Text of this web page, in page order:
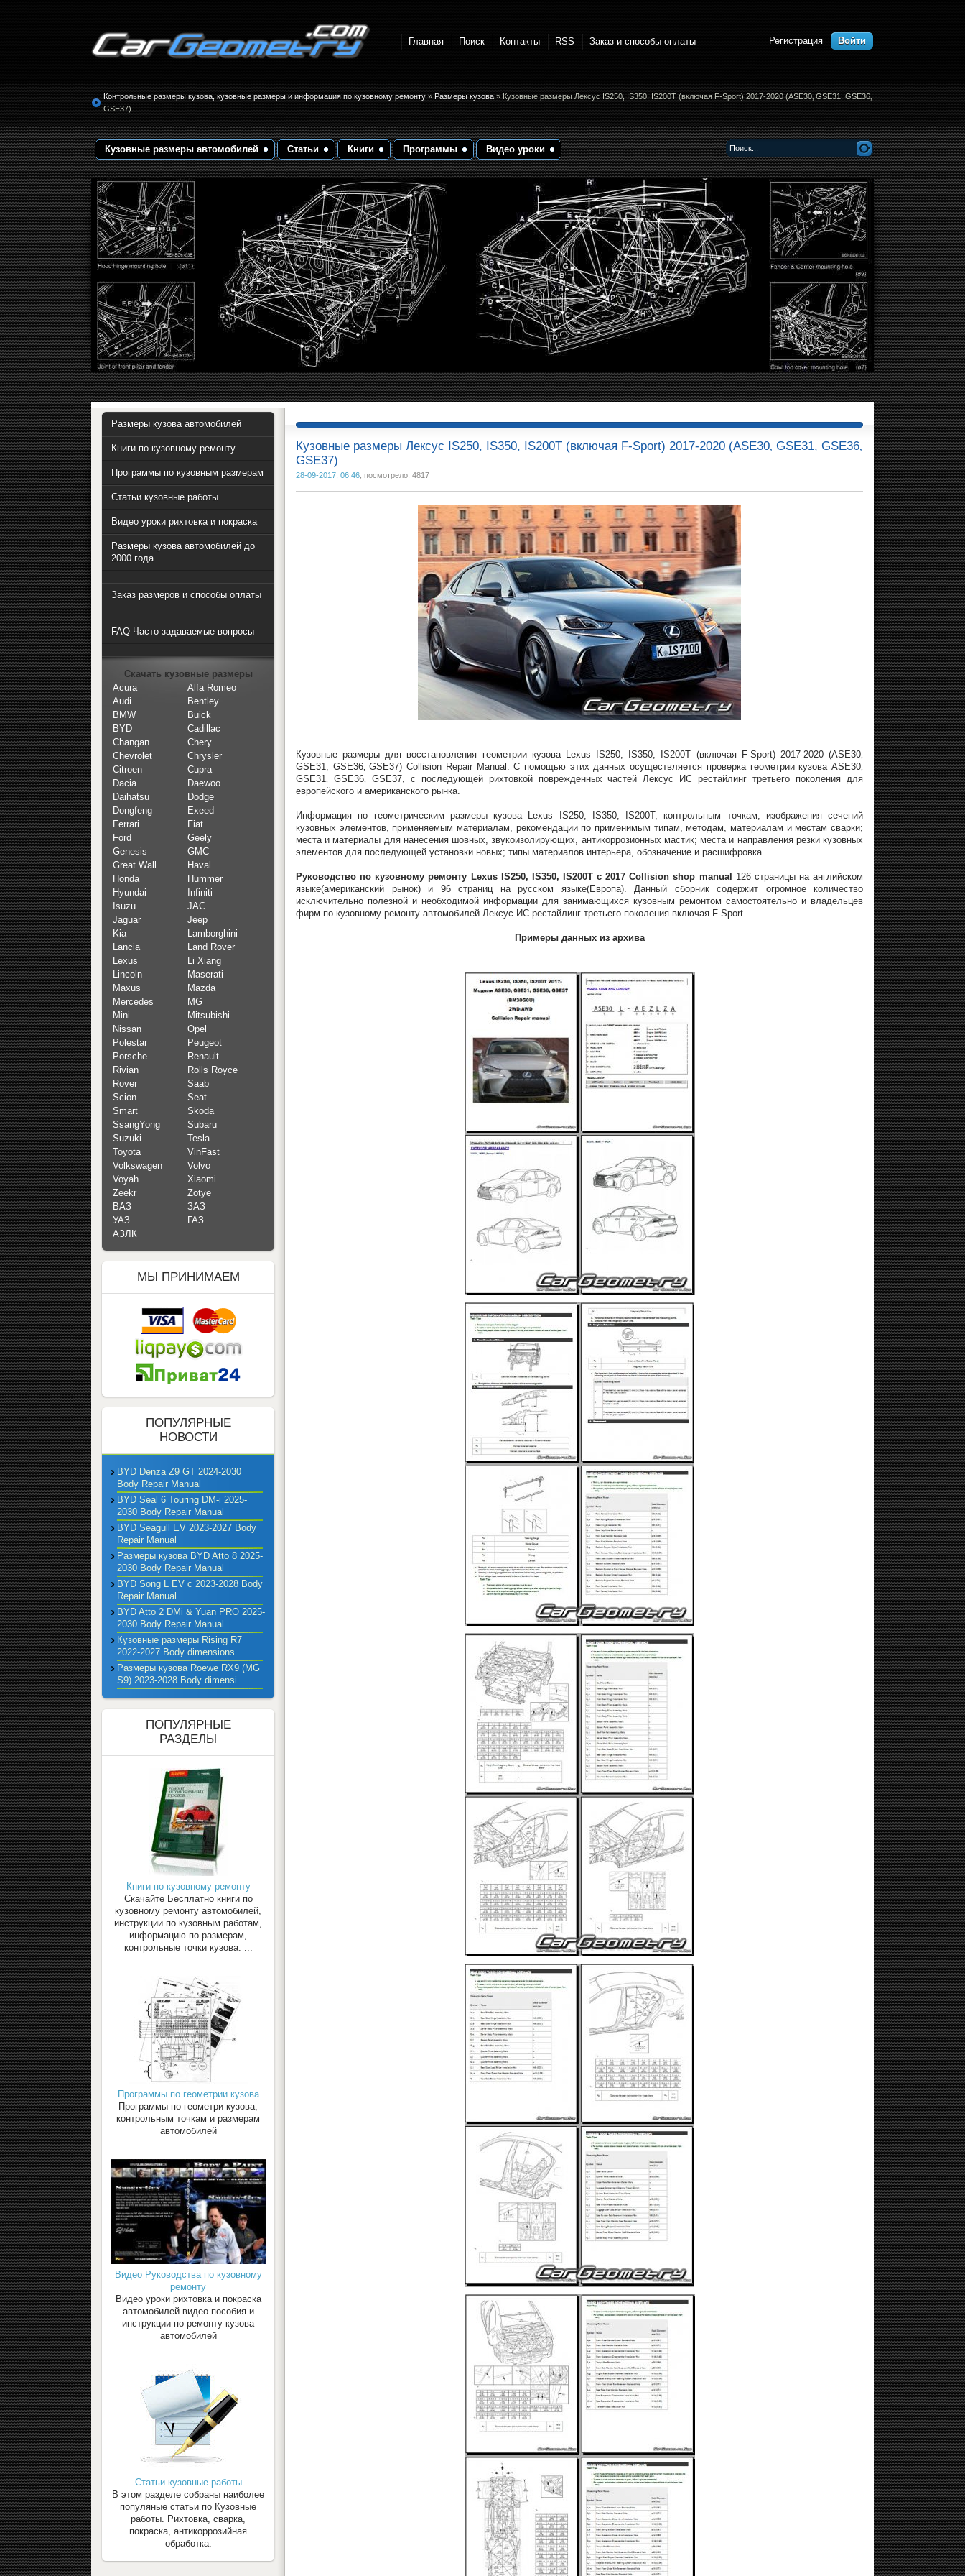
кузовные размеры. Геометрия кузова
Главная Поиск Контакты RSS Заказ и способы оплаты Регистрация Войти
Контрольные размеры кузова, кузовные размеры и информация по кузовному ремонту»Размеры кузова» Кузовные размеры Лексус IS250, IS350, IS200T (включая F-Sport) 2017-2020 (ASE30‚ GSE31, GSE36‚
GSE37)
Кузовные размеры автомобилей Статьи Книги Программы Видео уроки
Кузовные размеры Лексус IS250, IS350, IS200T (включая F-Sport) 2017-2020 (ASE30‚ GSE31, GSE36‚
GSE37)
28-09-2017, 06:46, посмотрело: 4817
Кузовные размеры для восстановления геометрии кузова Lexus IS250, IS350, IS200T (включая F-Sport) 2017-2020 (ASE30‚
GSE31, GSE36‚ GSE37) Collision Repair Manual. С помощью этих данных осуществляется проверка геометрии кузова ASE30‚
GSE31‚ GSE36‚ GSE37, с последующей рихтовкой поврежденных частей Лексус ИС рестайлинг третьего поколения для
европейского и американского рынка.
Информация по геометрическим размеры кузова Lexus IS250, IS350, IS200T, контрольным точкам, изображения сечений
кузовных элементов, применяемым материалам, рекомендации по применимым типам, методам, материалам и местам сварки;
места и материалы для нанесения шовных, звукоизолирующих, антикоррозионных мастик; места и направления резки кузовных
элементов для последующей установки новых; типы материалов интерьера, обозначение и расшифровка.
Руководство по кузовному ремонту Lexus IS250, IS350, IS200T с 2017 Collision shop manual
126 страницы на английском
языке(американский рынок) и 96 страниц на русском языке(Европа). Данный сборник содержит огромное количество
исключительно полезной и необходимой информации для занимающихся кузовным ремонтом самостоятельно и владельцев
фирм по кузовному ремонту автомобилей Лексус ИС рестайлинг третьего поколения включая F-Sport.
Примеры данных из архива
Размеры кузова автомобилей
Книги по кузовному ремонту
Программы по кузовным размерам
Статьи кузовные работы
Видео уроки рихтовка и покраска
Размеры кузова автомобилей до
2000 года
Заказ размеров и способы оплаты
FAQ Часто задаваемые вопросы
Скачать кузовные размеры
Acura
Alfa Romeo
Audi
Bentley
BMW
Buick
BYD
Cadillac
Changan
Chery
Chevrolet
Chrysler
Citroen
Cupra
Dacia
Daewoo
Daihatsu
Dodge
Dongfeng
Exeed
Ferrari
Fiat
Ford
Geely
Genesis
GMC
Great Wall
Haval
Honda
Hummer
Hyundai
Infiniti
Isuzu
JAC
Jaguar
Jeep
Kia
Lamborghini
Lancia
Land Rover
Lexus
Li Xiang
Lincoln
Maserati
Maxus
Mazda
Mercedes
MG
Mini
Mitsubishi
Nissan
Opel
Polestar
Peugeot
Porsche
Renault
Rivian
Rolls Royce
Rover
Saab
Scion
Seat
Smart
Skoda
SsangYong
Subaru
Suzuki
Tesla
Toyota
VinFast
Volkswagen
Volvo
Voyah
Xiaomi
Zeekr
Zotye
ВАЗ
ЗАЗ
УАЗ
ГАЗ
АЗЛК
МЫ ПРИНИМАЕМ
ПОПУЛЯРНЫЕ
НОВОСТИ
BYD Denza Z9 GT 2024-2030
Body Repair Manual
BYD Seal 6 Touring DM-i 2025-
2030 Body Repair Manual
BYD Seagull EV 2023-2027 Body
Repair Manual
Размеры кузова BYD Atto 8 2025-
2030 Body Repair Manual
BYD Song L EV с 2023-2028 Body
Repair Manual
BYD Atto 2 DMi & Yuan PRO 2025-
2030 Body Repair Manual
Кузовные размеры Rising R7
2022-2027 Body dimensions
Размеры кузова Roewe RX9 (MG
S9) 2023-2028 Body dimensi ...
ПОПУЛЯРНЫЕ
РАЗДЕЛЫ
Книги по кузовному ремонту
Скачайте Бесплатно книги по
кузовному ремонту автомобилей,
инструкции по кузовным работам,
информацию по размерам,
контрольные точки кузова. ...
Программы по геометрии кузова
Программы по геометри кузова,
контрольным точкам и размерам
автомобилей
Видео Руководства по кузовному
ремонту
Видео уроки рихтовка и покраска
автомобилей видео пособия и
инструкции по ремонту кузова
автомобилей
Статьи кузовные работы
В этом разделе собраны наиболее
популяные статьи по Кузовные
работы. Рихтовка, сварка,
покраска, антикоррозийная
обработка.